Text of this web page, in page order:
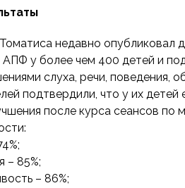
недавно опубликовал
АПФ у более чем 400 детей и
слуха, речи, поведения,
подтвердили, что у их детей
после курса сеансов по
– 85%;
– 86%;